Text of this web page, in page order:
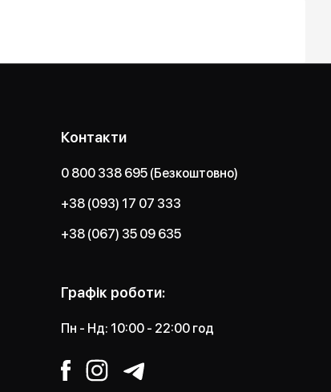
Контакти
0 800 338 695 (Безкоштовно)
+38 (093) 17 07 333
+38 (067) 35 09 635
Графік роботи:
Пн - Нд: 10:00 - 22:00 год